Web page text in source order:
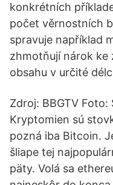
konkrétních
počet věrnostních
spravuje například
zhmotňují nárok ke
obsahu v určité
Zdroj: BBGTV Foto:
Kryptomien sú
pozná iba Bitcoin.
šliape tej
päty. Volá sa